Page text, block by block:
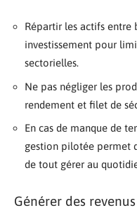
Répartir les actifs
investissement pour
sectorielles.
Ne pas négliger les
rendement et filet de
En cas de manque de
gestion pilotée permet
de tout gérer au
Générer des